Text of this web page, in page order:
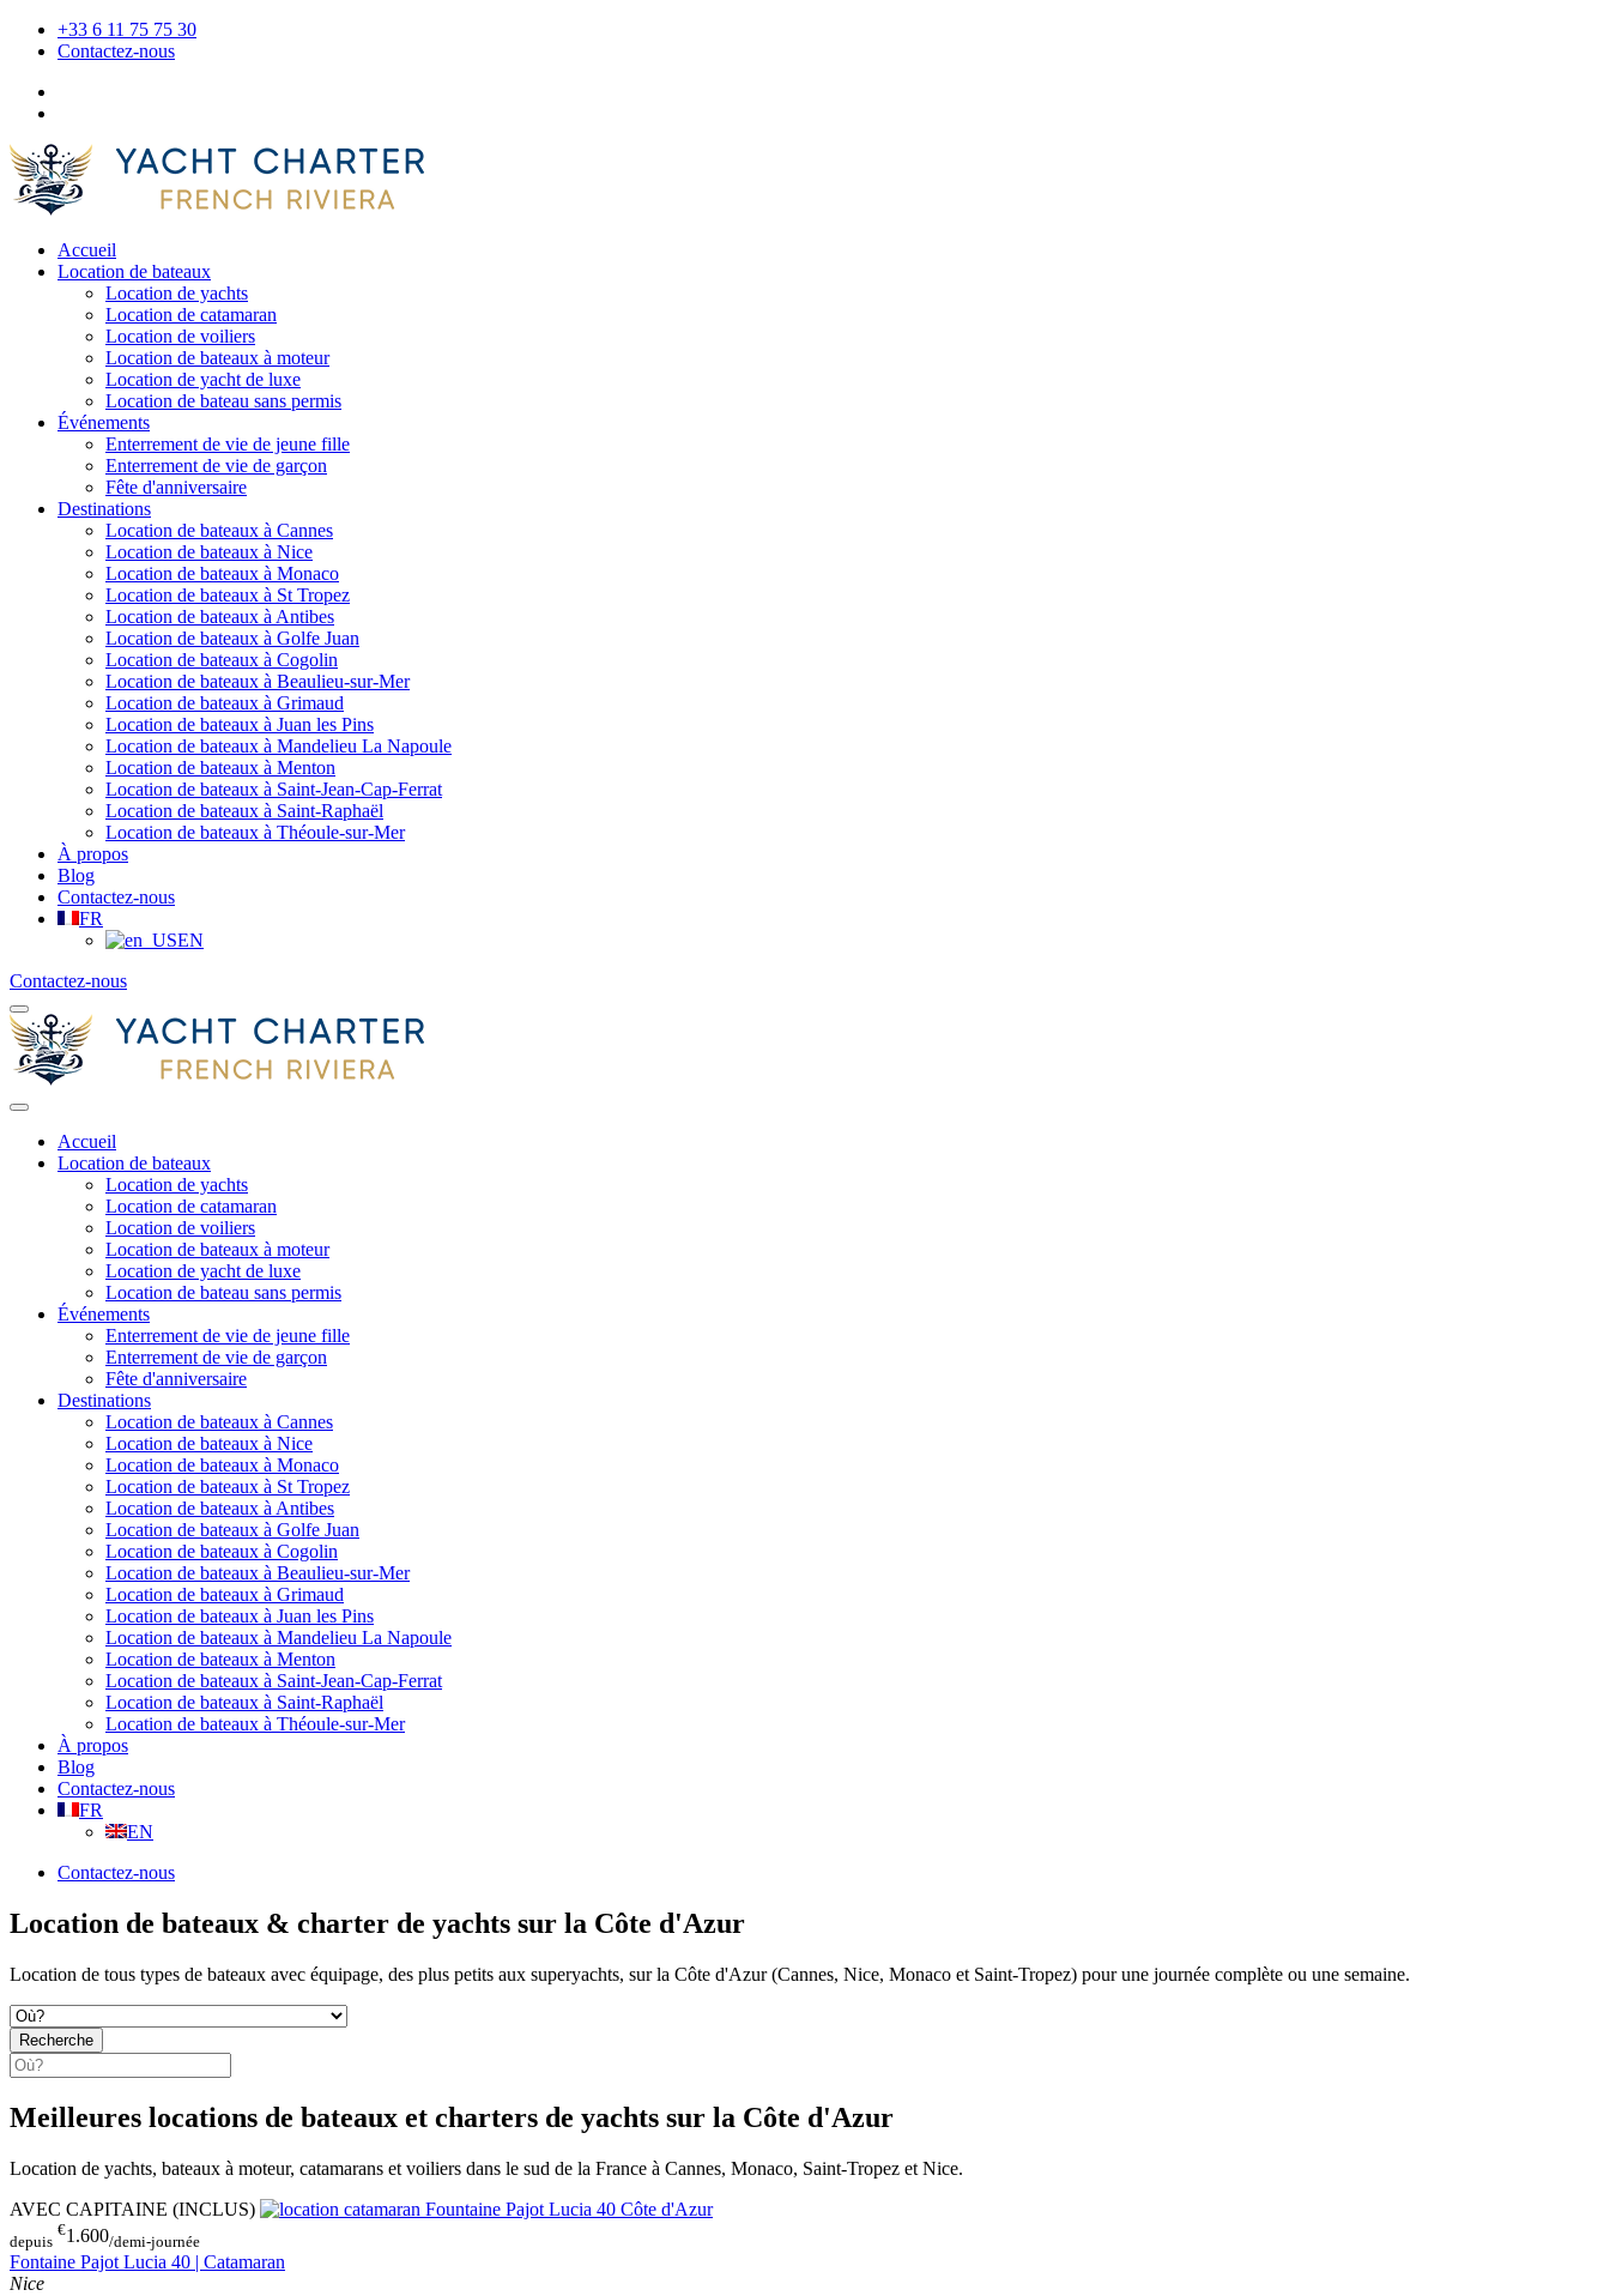
+33 6 11 75 75 30
Contactez-nous
Accueil
Location de bateaux
Location de yachts
Location de catamaran
Location de voiliers
Location de bateaux à moteur
Location de yacht de luxe
Location de bateau sans permis
Événements
Enterrement de vie de jeune fille
Enterrement de vie de garçon
Fête d'anniversaire
Destinations
Location de bateaux à Cannes
Location de bateaux à Nice
Location de bateaux à Monaco
Location de bateaux à St Tropez
Location de bateaux à Antibes
Location de bateaux à Golfe Juan
Location de bateaux à Cogolin
Location de bateaux à Beaulieu-sur-Mer
Location de bateaux à Grimaud
Location de bateaux à Juan les Pins
Location de bateaux à Mandelieu La Napoule
Location de bateaux à Menton
Location de bateaux à Saint-Jean-Cap-Ferrat
Location de bateaux à Saint-Raphaël
Location de bateaux à Théoule-sur-Mer
À propos
Blog
Contactez-nous
FR
EN
Contactez-nous
Accueil
Location de bateaux
Location de yachts
Location de catamaran
Location de voiliers
Location de bateaux à moteur
Location de yacht de luxe
Location de bateau sans permis
Événements
Enterrement de vie de jeune fille
Enterrement de vie de garçon
Fête d'anniversaire
Destinations
Location de bateaux à Cannes
Location de bateaux à Nice
Location de bateaux à Monaco
Location de bateaux à St Tropez
Location de bateaux à Antibes
Location de bateaux à Golfe Juan
Location de bateaux à Cogolin
Location de bateaux à Beaulieu-sur-Mer
Location de bateaux à Grimaud
Location de bateaux à Juan les Pins
Location de bateaux à Mandelieu La Napoule
Location de bateaux à Menton
Location de bateaux à Saint-Jean-Cap-Ferrat
Location de bateaux à Saint-Raphaël
Location de bateaux à Théoule-sur-Mer
À propos
Blog
Contactez-nous
FR
EN
Contactez-nous
Location de bateaux & charter de yachts sur la Côte d'Azur
Location de tous types de bateaux avec équipage, des plus petits aux superyachts, sur la Côte d'Azur (Cannes, Nice, Monaco et Saint-Tropez) pour une journée complète ou une semaine.
Recherche
Meilleures locations de bateaux et charters de yachts sur la Côte d'Azur
Location de yachts, bateaux à moteur, catamarans et voiliers dans le sud de la France à Cannes, Monaco, Saint-Tropez et Nice.
AVEC CAPITAINE (INCLUS)
depuis
€1.600/demi-journée
Fontaine Pajot Lucia 40 | Catamaran
Nice